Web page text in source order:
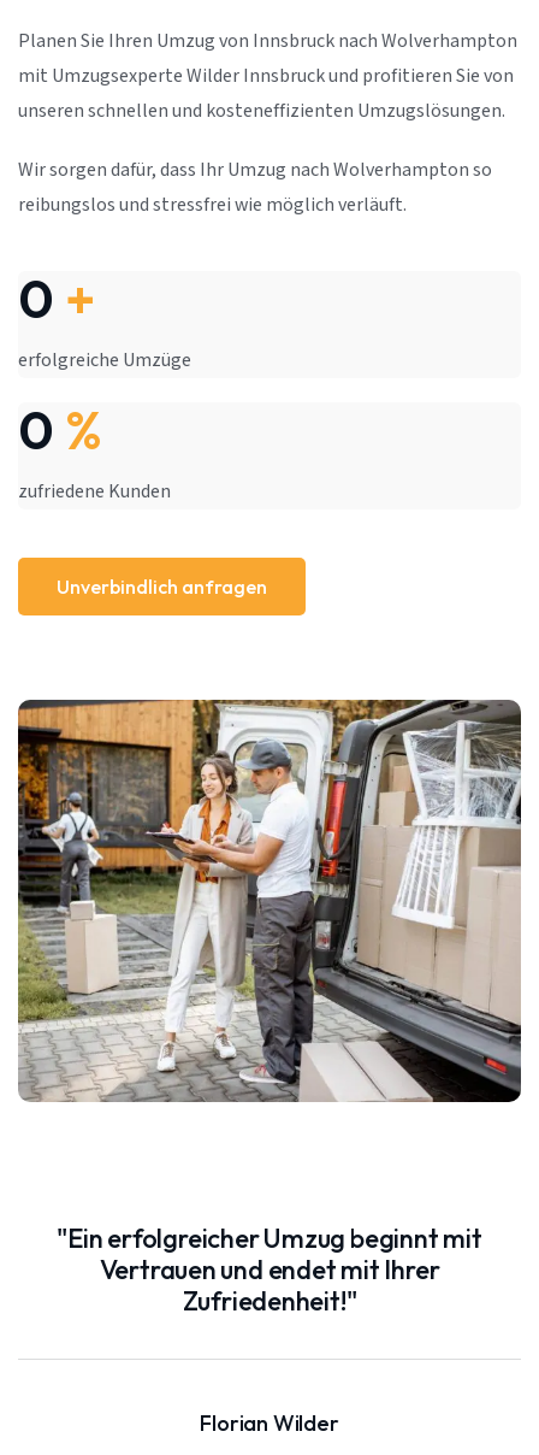
"Ein erfolgreicher Umzug beginnt mit
Vertrauen und endet mit Ihrer
Zufriedenheit!"
Florian Wilder
Planen Sie Ihren Umzug von Innsbruck nach Wolverhampton
mit Umzugsexperte Wilder Innsbruck und profitieren Sie von
unseren schnellen und kosteneffizienten Umzugslösungen.
Wir sorgen dafür, dass Ihr Umzug nach Wolverhampton so
reibungslos und stressfrei wie möglich verläuft.
0 +
erfolgreiche Umzüge
0 %
zufriedene Kunden
Unverbindlich anfragen